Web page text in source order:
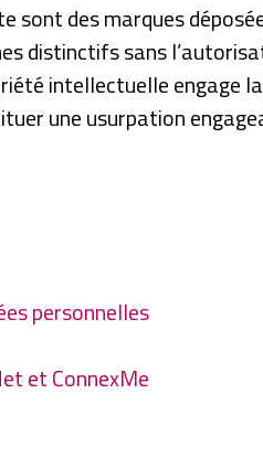
des marques
distinctifs sans
intellectuelle engage
une usurpation
personnelles
et ConnexMe